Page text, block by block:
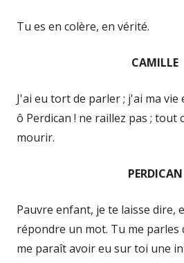
Tu es en colère, en vérité.
CAMILLE
J'ai eu tort de parler ; j'ai ma vie
ô Perdican ! ne raillez pas ; tout
mourir.
PERDICAN
Pauvre enfant, je te laisse dire,
répondre un mot. Tu me parles
me paraît avoir eu sur toi une